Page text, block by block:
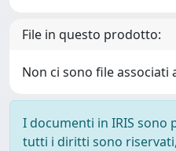
File in questo prodotto:
Non ci sono file
I documenti in IRIS
tutti i diritti sono